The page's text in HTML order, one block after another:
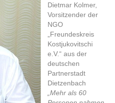
Dietmar Kolmer,
Vorsitzender der
NGO
„Freundeskreis
Kostjukovitschi
e.V.“ aus der
deutschen
Partnerstadt
Dietzenbach
„Mehr als 60